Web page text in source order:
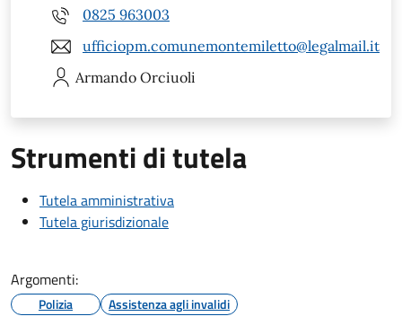
0825 963003
ufficiopm.comunemontemiletto@legalmail.it
Armando Orciuoli
Strumenti di tutela
Tutela amministrativa
Tutela giurisdizionale
Argomenti:
Polizia Assistenza agli invalidi